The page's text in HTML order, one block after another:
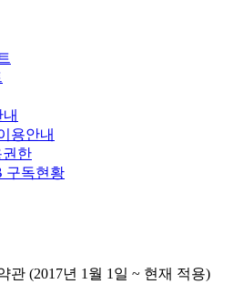
용안내
한
구독현황
관 (2017년 1월 1일 ~ 현재 적용)